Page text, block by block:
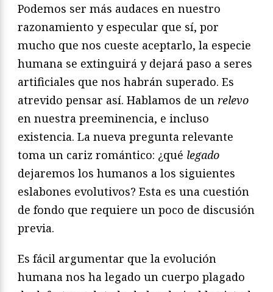
Podemos ser más audaces en nuestro
razonamiento y especular que sí, por
mucho que nos cueste aceptarlo, la especie
humana se extinguirá y dejará paso a seres
artificiales que nos habrán superado. Es
atrevido pensar así. Hablamos de un relevo
en nuestra preeminencia, e incluso
existencia. La nueva pregunta relevante
toma un cariz romántico: ¿qué legado
dejaremos los humanos a los siguientes
eslabones evolutivos? Esta es una cuestión
de fondo que requiere un poco de discusión
previa.
Es fácil argumentar que la evolución
humana nos ha legado un cuerpo plagado